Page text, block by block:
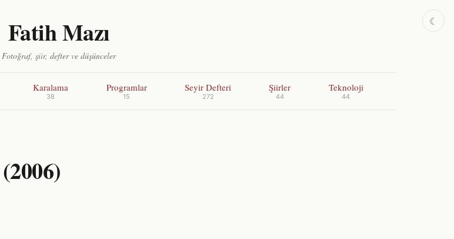
Fatih Mazı
Fotoğraf, şiir, defter ve düşünceler
Karalama
38
Programlar
15
Seyir Defteri
272
Şiirler
44
Teknoloji
44
☾